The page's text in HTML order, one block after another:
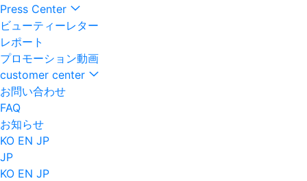
Press Center
ビューティーレター
レポート
プロモーション動画
customer center
お問い合わせ
FAQ
お知らせ
KO EN JP
JP
KO EN JP